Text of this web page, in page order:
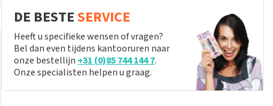
DE BESTESERVICE
Heeft u specifieke wensen of vragen?
Bel dan even tijdens kantooruren naar
onze bestellijn +31 (0)85 744 144 7.
Onze specialisten helpen u graag.